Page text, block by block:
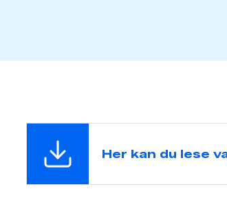
Her kan du lese